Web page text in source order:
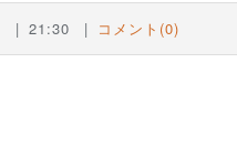
21:30 コメント(0)